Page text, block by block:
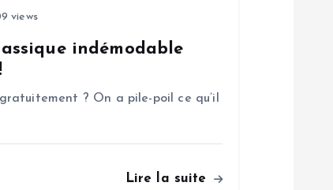
views
indémodable
? On a pile-poil ce qu’il
Lire la suite